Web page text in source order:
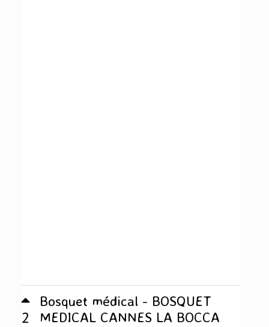
2
Bosquet médical - BOSQUET
MEDICAL CANNES LA BOCCA